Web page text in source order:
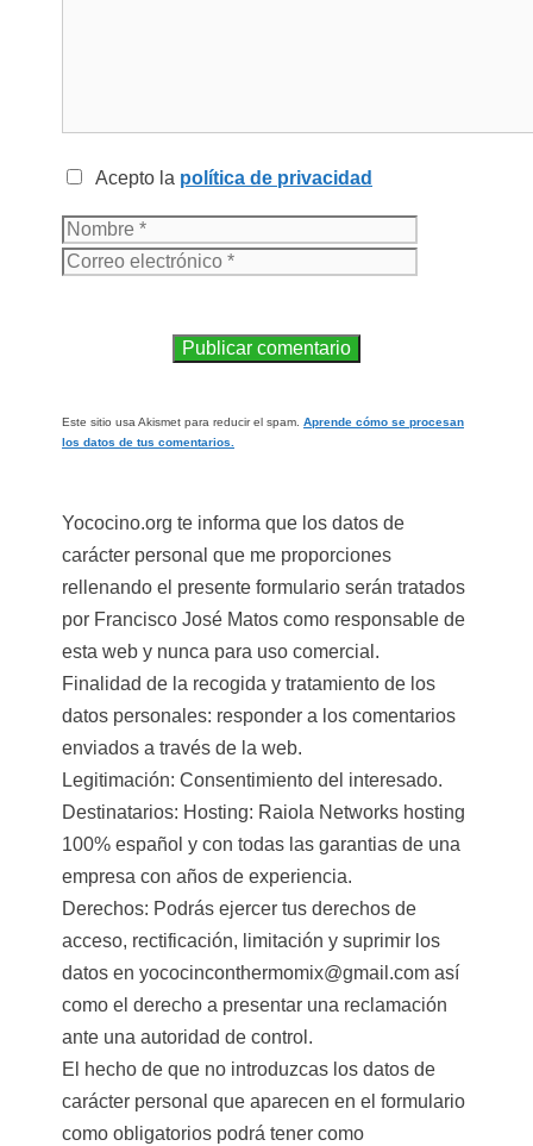
Acepto la política de privacidad
Este sitio usa Akismet para reducir el spam. Aprende cómo se procesan
los datos de tus comentarios.
Yococino.org te informa que los datos de
carácter personal que me proporciones
rellenando el presente formulario serán tratados
por Francisco José Matos como responsable de
esta web y nunca para uso comercial.
Finalidad de la recogida y tratamiento de los
datos personales: responder a los comentarios
enviados a través de la web.
Legitimación: Consentimiento del interesado.
Destinatarios: Hosting: Raiola Networks hosting
100% español y con todas las garantias de una
empresa con años de experiencia.
Derechos: Podrás ejercer tus derechos de
acceso, rectificación, limitación y suprimir los
datos en yococinconthermomix@gmail.com así
como el derecho a presentar una reclamación
ante una autoridad de control.
El hecho de que no introduzcas los datos de
carácter personal que aparecen en el formulario
como obligatorios podrá tener como